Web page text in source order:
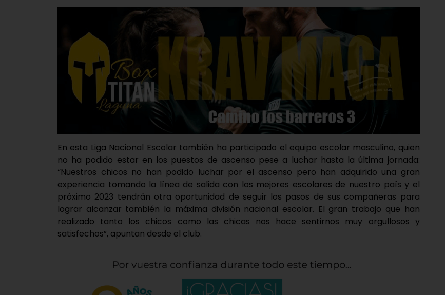
En esta Liga Nacional Escolar también ha participado el equipo escolar masculino, quien
no ha podido estar en los puestos de ascenso pese a luchar hasta la última jornada:
“Nuestros chicos no han podido luchar por el ascenso pero han adquirido una gran
experiencia tomando la línea de salida con los mejores escolares de nuestro país y el
próximo 2023 tendrán otra oportunidad de seguir los pasos de sus compañeras para
lograr alcanzar también la máxima división nacional escolar. El gran trabajo que han
realizado tanto los chicos como las chicas nos hace sentirnos muy orgullosos y
satisfechos”, apuntan desde el club.